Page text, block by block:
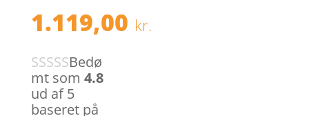
1.119,00 kr.
Bedø
mt som 4.8
ud af 5
baseret på